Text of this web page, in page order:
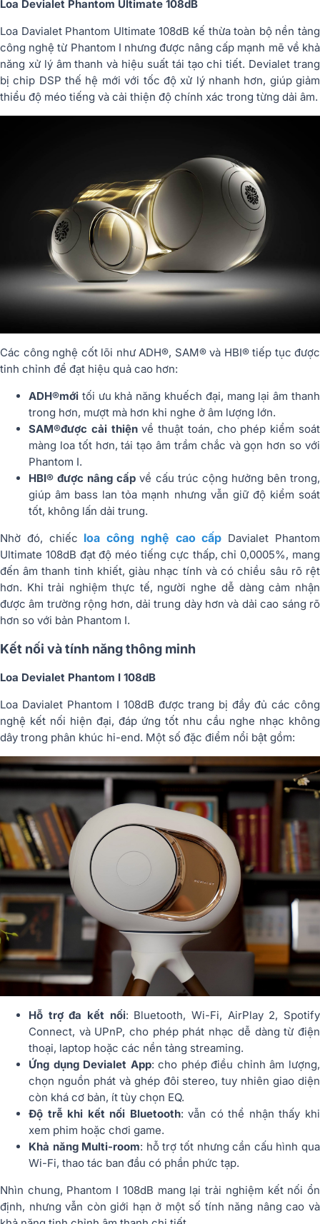
Loa Devialet Phantom Ultimate 108dB
Loa Davialet Phantom Ultimate 108dB kế thừa toàn bộ nền tảng
công nghệ từ Phantom I nhưng được nâng cấp mạnh mẽ về khả
năng xử lý âm thanh và hiệu suất tái tạo chi tiết. Devialet trang
bị chip DSP thế hệ mới với tốc độ xử lý nhanh hơn, giúp giảm
thiểu độ méo tiếng và cải thiện độ chính xác trong từng dải âm.
Các công nghệ cốt lõi như ADH®, SAM® và HBI® tiếp tục được
tinh chỉnh để đạt hiệu quả cao hơn:
ADH®mới tối ưu khả năng khuếch đại, mang lại âm thanh
trong hơn, mượt mà hơn khi nghe ở âm lượng lớn.
SAM®được cải thiệnvề thuật toán, cho phép kiểm soát
màng loa tốt hơn, tái tạo âm trầm chắc và gọn hơn so với
Phantom I.
HBI® được nâng cấp về cấu trúc cộng hưởng bên trong,
giúp âm bass lan tỏa mạnh nhưng vẫn giữ độ kiểm soát
tốt, không lấn dải trung.
Nhờ đó, chiếc loa công nghệ cao cấp Davialet Phantom
Ultimate 108dB đạt độ méo tiếng cực thấp, chỉ 0,0005%, mang
đến âm thanh tinh khiết, giàu nhạc tính và có chiều sâu rõ rệt
hơn. Khi trải nghiệm thực tế, người nghe dễ dàng cảm nhận
được âm trường rộng hơn, dải trung dày hơn và dải cao sáng rõ
hơn so với bản Phantom I.
Kết nối và tính năng thông minh
Loa Devialet Phantom I 108dB
Loa Davialet Phantom I 108dB được trang bị đầy đủ các công
nghệ kết nối hiện đại, đáp ứng tốt nhu cầu nghe nhạc không
dây trong phân khúc hi-end. Một số đặc điểm nổi bật gồm:
Hỗ trợ đa kết nối: Bluetooth, Wi-Fi, AirPlay 2, Spotify
Connect, và UPnP, cho phép phát nhạc dễ dàng từ điện
thoại, laptop hoặc các nền tảng streaming.
Ứng dụng Devialet App: cho phép điều chỉnh âm lượng,
chọn nguồn phát và ghép đôi stereo, tuy nhiên giao diện
còn khá cơ bản, ít tùy chọn EQ.
Độ trễ khi kết nối Bluetooth: vẫn có thể nhận thấy khi
xem phim hoặc chơi game.
Khả năng Multi-room: hỗ trợ tốt nhưng cần cấu hình qua
Wi-Fi, thao tác ban đầu có phần phức tạp.
Nhìn chung, Phantom I 108dB mang lại trải nghiệm kết nối ổn
định, nhưng vẫn còn giới hạn ở một số tính năng nâng cao và